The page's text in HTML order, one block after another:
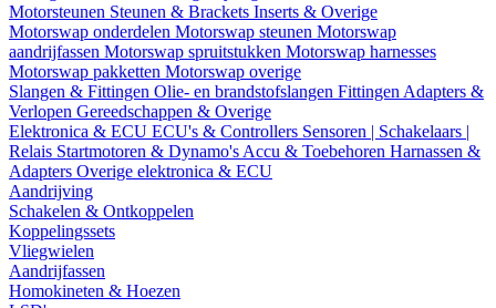
Motorsteunen Steunen & Brackets Inserts & Overige
Motorswap onderdelen Motorswap steunen Motorswap
aandrijfassen Motorswap spruitstukken Motorswap harnesses
Motorswap pakketten Motorswap overige
Slangen & Fittingen Olie- en brandstofslangen Fittingen Adapters &
Verlopen Gereedschappen & Overige
Elektronica & ECU ECU's & Controllers Sensoren | Schakelaars |
Relais Startmotoren & Dynamo's Accu & Toebehoren Harnassen &
Adapters Overige elektronica & ECU
Aandrijving
Schakelen & Ontkoppelen
Koppelingssets
Vliegwielen
Aandrijfassen
Homokineten & Hoezen